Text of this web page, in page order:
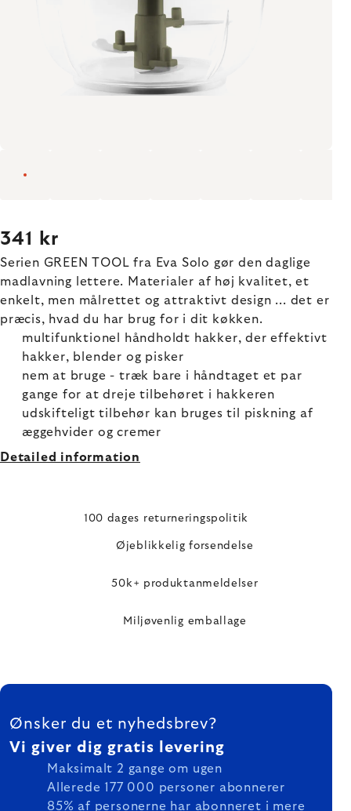
341 kr
Serien GREEN TOOL fra Eva Solo gør den daglige
madlavning lettere. Materialer af høj kvalitet, et
enkelt, men målrettet og attraktivt design ... det er
præcis, hvad du har brug for i dit køkken.
multifunktionel håndholdt hakker, der effektivt
hakker, blender og pisker
nem at bruge - træk bare i håndtaget et par
gange for at dreje tilbehøret i hakkeren
udskifteligt tilbehør kan bruges til piskning af
æggehvider og cremer
Detailed information
100 dages returneringspolitik
Øjeblikkelig forsendelse
50k+ produktanmeldelser
Miljøvenlig emballage
FOOTER
Ønsker du et nyhedsbrev?
Vi giver dig gratis levering
Maksimalt 2 gange om ugen
Allerede 177 000 personer abonnerer
85% af personerne har abonneret i mere